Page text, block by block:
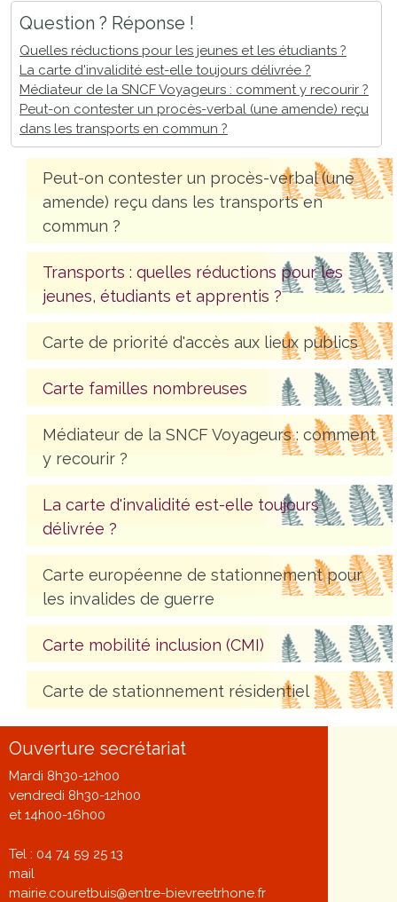
Question ? Réponse !
Quelles réductions pour les jeunes et les étudiants ?
La carte d'invalidité est-elle toujours délivrée ?
Médiateur de la SNCF Voyageurs : comment y recourir ?
Peut-on contester un procès-verbal (une amende) reçu
dans les transports en commun ?
Peut-on contester un procès-verbal (une
amende) reçu dans les transports en
commun ?
Transports : quelles réductions pour les
jeunes, étudiants et apprentis ?
Carte de priorité d'accès aux lieux publics
Carte familles nombreuses
Médiateur de la SNCF Voyageurs : comment
y recourir ?
La carte d'invalidité est-elle toujours
délivrée ?
Carte européenne de stationnement pour
les invalides de guerre
Carte mobilité inclusion (CMI)
Carte de stationnement résidentiel
Ouverture secrétariat
Mardi 8h30-12h00
vendredi 8h30-12h00
et 14h00-16h00
Tel : 04 74 59 25 13
mail
mairie.couretbuis@entre-bievreetrhone.fr